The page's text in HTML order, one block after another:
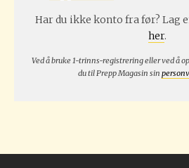
Har du ikke konto fra før? Lag
her.
Ved å bruke 1-trinns-registrering eller ved å
du til Prepp Magasin sin